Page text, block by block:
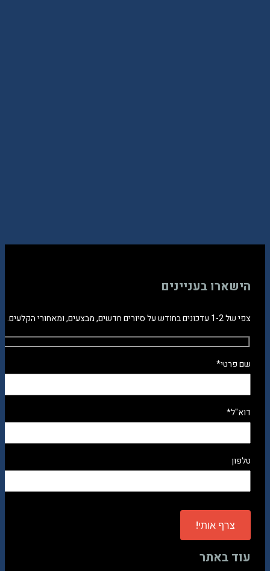
הישארו בעניינים
צפי של 1-2 עדכונים בחודש על סיורים חדשים, מבצעים, ומאחורי הקלעים.
שם פרטי*
דוא"ל*
טלפון
Please
leave
field
עוד באתר